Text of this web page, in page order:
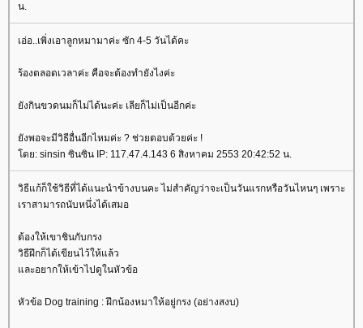
น.
เอ่อ..เพิ่งเอาลูกหมามาค่ะ ซัก 4-5 วันได้คะ
ร้องตลอดเวลาค่ะ คือจะต้องทำยังไงค่ะ
ังกินขวดนมก็ไม่ได้นะค่ะ เลียก็ไม่เป็นอีกค่ะ
ังพอจะมีวิธีอื่นอีกไหมค่ะ ? ช่วยตอบด้วยค่ะ !
ดย: sinsin ซินซิน IP: 117.47.4.143 6 สิงหาคม 2553 20:42:52 น.
วิธีแก้ก็ใช้วิธีที่ได้แนะนำข้างบนคะ ไม่สำคัญว่าจะเป็นวันแรกหรือวันไหนๆ เพราะ
เราสามารถนับหนึ่งได้เสมอ
ต้องให้เขาชินกับกรง
วิธีฝึกก็ได้เขียนไว้ให้แล้ว
ละอยากให้เข้าไปดูในหัวข้อ
หัวข้อ Dog training : ฝึกน้องหมาให้อยู่กรง (อย่างสงบ)